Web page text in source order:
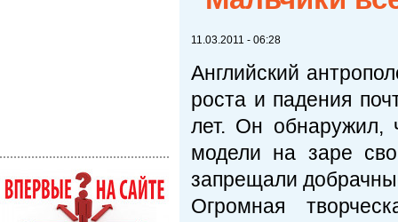
11.03.2011 - 06:28
Английский
роста и падения
лет. Он обнаружил,
модели на заре
запрещали
Огромная